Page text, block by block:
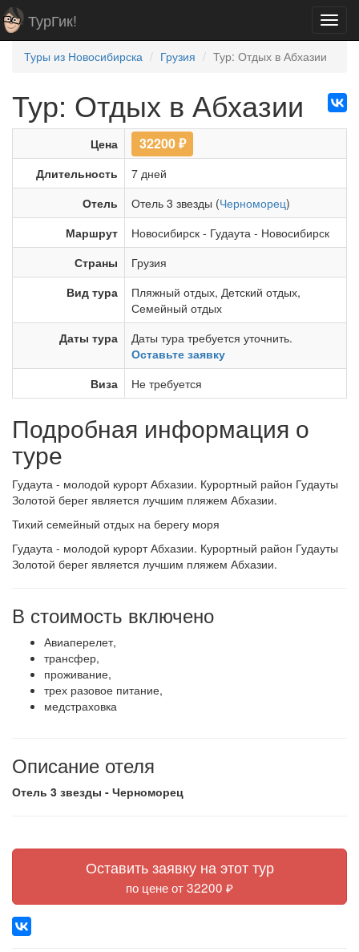
ТурГик!
Туры из Новосибирска Грузия Тур: Отдых в Абхазии
Тур: Отдых в Абхазии
Цена 32200₽
Длительность
7 дней
Отель
Отель 3 звезды (Черноморец)
Маршрут
Новосибирск - Гудаута - Новосибирск
Страны
Грузия
Вид тура
Пляжный отдых, Детский отдых,
Семейный отдых
Даты тура
Даты тура требуется уточнить.
Оставьте заявку
Виза
Не требуется
Подробная информация о
туре
Гудаута - молодой курорт Абхазии. Курортный район Гудауты
Золотой берег является лучшим пляжем Абхазии.
Тихий семейный отдых на берегу моря
Гудаута - молодой курорт Абхазии. Курортный район Гудауты
Золотой берег является лучшим пляжем Абхазии.
В стоимость включено
Авиаперелет,
трансфер,
проживание,
трех разовое питание,
медстраховка
Описание отеля
Отель 3 звезды - Черноморец
Оставить заявку на этот тур
по цене от 32200 ₽